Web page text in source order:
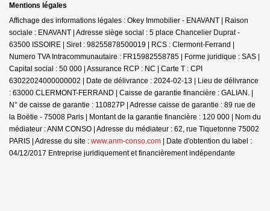
Mentions légales
Affichage des informations légales : Okey Immobilier - ENAVANT | Raison
sociale : ENAVANT | Adresse siège social : 5 place Chancelier Duprat -
63500 ISSOIRE | Siret : 98255878500019 | RCS : Clermont-Ferrand |
Numero TVA Intracommunautaire : FR15982558785 | Forme juridique : SAS |
Capital social : 50 000 | Assurance RCP : NC | Carte T : CPI
63022024000000002 | Date de délivrance : 2024-02-13 | Lieu de délivrance
: 63000 CLERMONT-FERRAND | Caisse de garantie financière : GALIAN. |
N° de caisse de garantie : 110827P | Adresse caisse de garantie : 89 rue de
la Boëtie - 75008 Paris | Montant de la garantie financière : 120 000 | Nom du
médiateur : ANM CONSO | Adresse du médiateur : 62, rue Tiquetonne 75002
PARIS | Adresse du site : www.anm-conso.com | Date d'obtention du label :
04/12/2017 Entreprise juridiquement et financièrement indépendante